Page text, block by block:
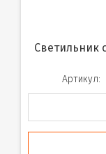
Cветильник cветодиодный потолочный PLED
Артикул: